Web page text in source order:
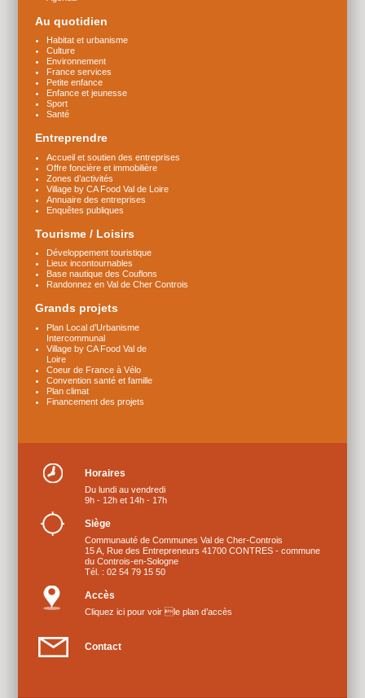
Au quotidien
Habitat et urbanisme
Culture
Environnement
France services
Petite enfance
Enfance et jeunesse
Sport
Santé
Entreprendre
Accueil et soutien des entreprises
Offre foncière et immobilière
Zones d’activités
Village by CA Food Val de Loire
Annuaire des entreprises
Enquêtes publiques
Tourisme / Loisirs
Développement touristique
Lieux incontournables
Base nautique des Couflons
Randonnez en Val de Cher Controis
Grands projets
Plan Local d’Urbanisme
Intercommunal
Village by CA Food Val de
Loire
Coeur de France à Vélo
Convention santé et famille
Plan climat
Financement des projets
Horaires
Du lundi au vendredi
9h - 12h et 14h - 17h
Siège
Communauté de Communes Val de Cher-Controis
15 A, Rue des Entrepreneurs 41700 CONTRES - commune
du Controis-en-Sologne
Tél. : 02 54 79 15 50
Accès
Cliquez ici pour voir le plan d’accès
Contact